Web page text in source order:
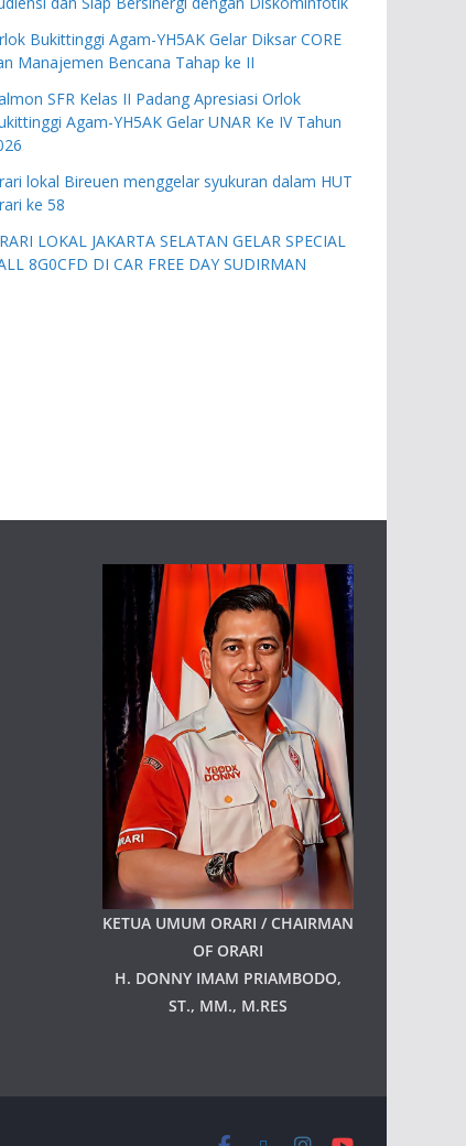
Bukittinggi Agam-YH5AK Gelar Diksar CORE
Manajemen Bencana Tahap ke II
SFR Kelas II Padang Apresiasi Orlok
Agam-YH5AK Gelar UNAR Ke IV Tahun
lokal Bireuen menggelar syukuran dalam HUT
ke 58
LOKAL JAKARTA SELATAN GELAR SPECIAL
8G0CFD DI CAR FREE DAY SUDIRMAN
KETUA UMUM ORARI / CHAIRMAN
OF ORARI
H. DONNY IMAM PRIAMBODO,
ST., MM., M.RES